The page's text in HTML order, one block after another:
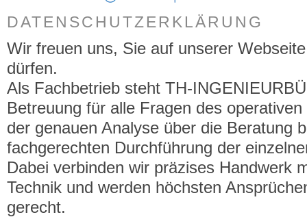
DATENSCHUTZERKLÄRUNG
Wir freuen uns, Sie auf unserer
dürfen.
Als Fachbetrieb steht TH-
Betreuung für alle Fragen des
der genauen Analyse über die Beratung
fachgerechten Durchführung der
Dabei verbinden wir präzises Handwerk
Technik und werden höchsten
gerecht.